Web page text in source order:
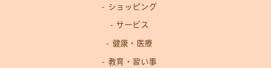
ショッピング
サービス
健康・医療
教育・習い事